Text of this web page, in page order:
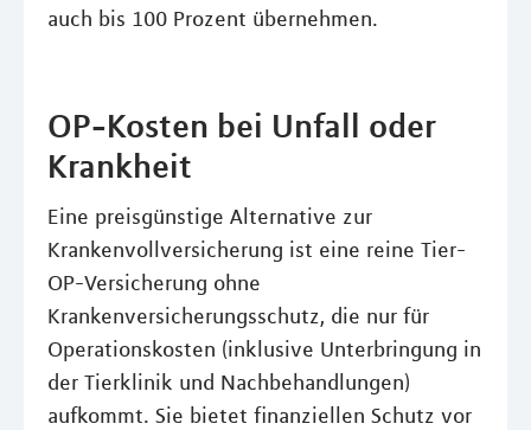
auch bis 100 Prozent übernehmen.
OP-Kosten bei Unfall oder
Krankheit
Eine preisgünstige Alternative zur
Krankenvollversicherung ist eine reine Tier-
OP-Versicherung ohne
Krankenversicherungsschutz, die nur für
Operationskosten (inklusive Unterbringung in
der Tierklinik und Nachbehandlungen)
aufkommt. Sie bietet finanziellen Schutz vor